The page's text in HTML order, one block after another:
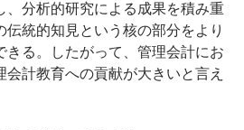
、分析的研究による成果を積み重
伝統的知見という核の部分をより
きる。したがって、管理会計にお
計教育への貢献が大きいと言え